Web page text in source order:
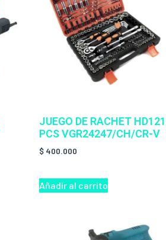
JUEGO DE RACHET HD121
PCS VGR24247/CH/CR-V
$ 400.000
Añadir al carrito